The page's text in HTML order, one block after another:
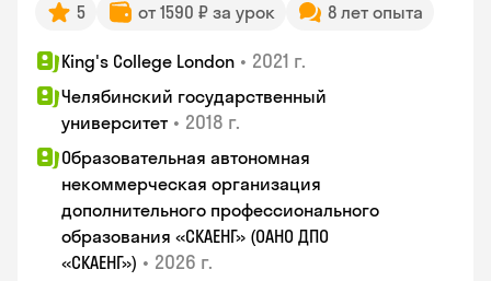
5 от 1590 ₽ за урок 8 лет опыта
King's College London • 2021 г.
Челябинский государственный
университет • 2018 г.
Образовательная автономная
некоммерческая организация
дополнительного профессионального
образования «СКАЕНГ» (ОАНО ДПО
«СКАЕНГ») • 2026 г.